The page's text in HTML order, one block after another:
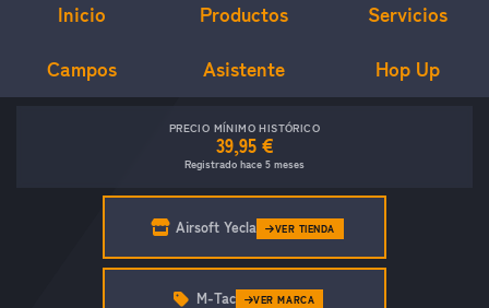
Inicio Productos Servicios
Campos Asistente Hop Up
PRECIO MÍNIMO HISTÓRICO
39,95 €
Registrado hace 5 meses
Airsoft Yecla VER TIENDA
M-Tac VER MARCA